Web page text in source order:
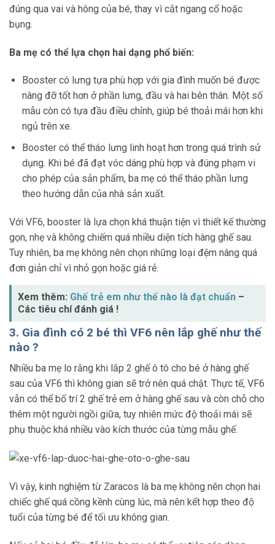
đúng qua vai và hông của bé, thay vì cắt ngang cổ hoặc
bụng.
Ba mẹ có thể lựa chọn hai dạng phổ biến:
Booster có lưng tựa phù hợp với gia đình muốn bé được
nâng đỡ tốt hơn ở phần lưng, đầu và hai bên thân. Một số
mẫu còn có tựa đầu điều chỉnh, giúp bé thoải mái hơn khi
ngủ trên xe.
Booster có thể tháo lưng linh hoạt hơn trong quá trình sử
dụng. Khi bé đã đạt vóc dáng phù hợp và đúng phạm vi
cho phép của sản phẩm, ba mẹ có thể tháo phần lưng
theo hướng dẫn của nhà sản xuất.
Với VF6, booster là lựa chọn khá thuận tiện vì thiết kế thường
gọn, nhẹ và không chiếm quá nhiều diện tích hàng ghế sau.
Tuy nhiên, ba mẹ không nên chọn những loại đệm nâng quá
đơn giản chỉ vì nhỏ gọn hoặc giá rẻ.
Xem thêm: Ghế trẻ em như thế nào là đạt chuẩn –
Các tiêu chí đánh giá !
3. Gia đình có 2 bé thì VF6 nên lắp ghế như thế
nào ?
Nhiều ba mẹ lo rằng khi lắp 2 ghế ô tô cho bé ở hàng ghế
sau của VF6 thì không gian sẽ trở nên quá chật. Thực tế, VF6
vẫn có thể bố trí 2 ghế trẻ em ở hàng ghế sau và còn chỗ cho
thêm một người ngồi giữa, tuy nhiên mức độ thoải mái sẽ
phụ thuộc khá nhiều vào kích thước của từng mẫu ghế.
Vì vậy, kinh nghiệm từ Zaracos là ba mẹ không nên chọn hai
chiếc ghế quá cồng kềnh cùng lúc, mà nên kết hợp theo độ
tuổi của từng bé để tối ưu không gian.